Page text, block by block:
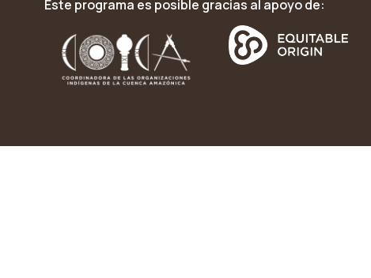
Este programa es posible gracias al apoyo de: